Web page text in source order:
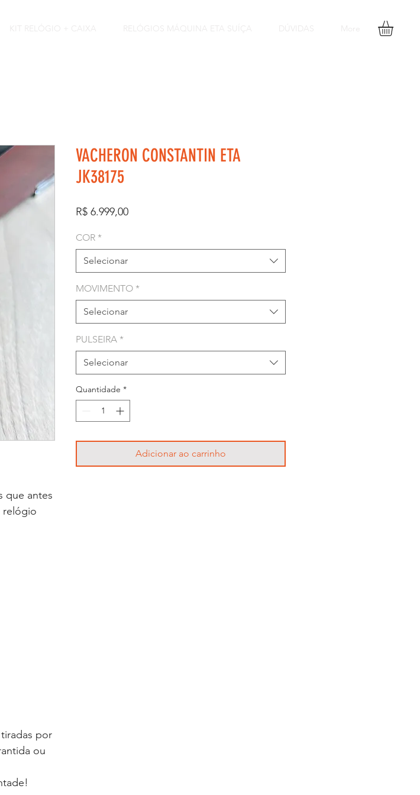
KIT RELÓGIO + CAIXA RELÓGIOS MÁQUINA ETA SUÍÇA More
que antes
relógio
por
ou
VACHERON CONSTANTIN ETA
JK38175
R$ 6.999,00Preço
COR *
Selecionar
MOVIMENTO *
Selecionar
PULSEIRA *
Selecionar
Quantidade *
Adicionar ao carrinho